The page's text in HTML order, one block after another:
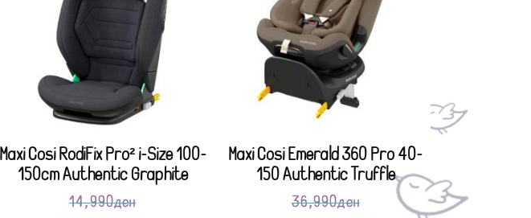
Maxi Cosi RodiFix Pro² i-Size 100-
150cm Authentic Graphite
14,990ден
Maxi Cosi Emerald 360 Pro 40-
150 Authentic Truffle
36,990ден